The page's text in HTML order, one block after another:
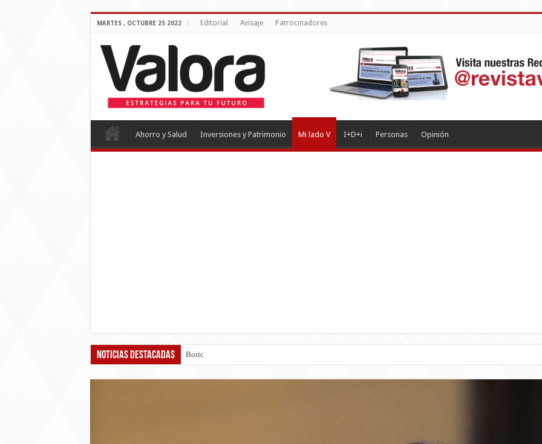
MARTES , OCTUBRE 25 2022 Editorial Avisaje Patrocinadores
Ahorro y Salud Inversiones y Patrimonio Mi lado V I+D+i Personas Opinión
Noticias destacadas Boric vs Kast: Los programas de Gobiern